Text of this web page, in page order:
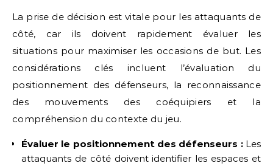
La prise de décision est vitale pour les attaquants de
côté, car ils doivent rapidement évaluer les
situations pour maximiser les occasions de but. Les
considérations clés incluent l’évaluation du
positionnement des défenseurs, la reconnaissance
des mouvements des coéquipiers et la
compréhension du contexte du jeu.
Évaluer le positionnement des défenseurs :Les
attaquants de côté doivent identifier les espaces et